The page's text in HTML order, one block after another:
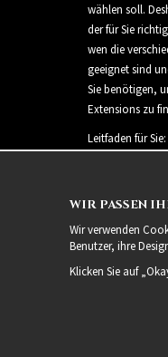
wählen soll.
der für Sie
wen die
geeignet sind
Sie benötigen,
Extensions zu
Leitfaden für Sie:
WIR PASSEN
Wir verwenden
Benutzer, ihre
Klicken Sie auf